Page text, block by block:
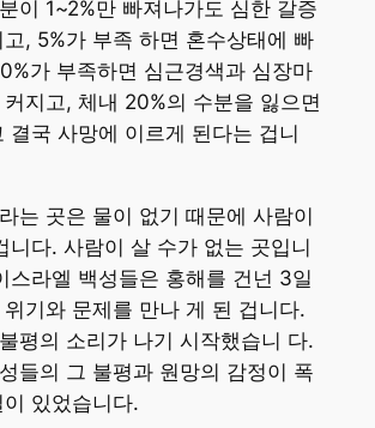
이 1~2%만 빠져나가도 심한 갈증
, 5%가 부족 하면 혼수상태에 빠
가 부족하면 심근경색과 심장마
지고, 체내 20%의 수분을 잃으면
결국 사망에 이르게 된다는 겁니
는 곳은 물이 없기 때문에 사람이
니다. 사람이 살 수가 없는 곳입니
스라엘 백성들은 홍해를 건넌 3일
기와 문제를 만나 게 된 겁니다.
평의 소리가 나기 시작했습니 다.
들의 그 불평과 원망의 감정이 폭
있었습니다.